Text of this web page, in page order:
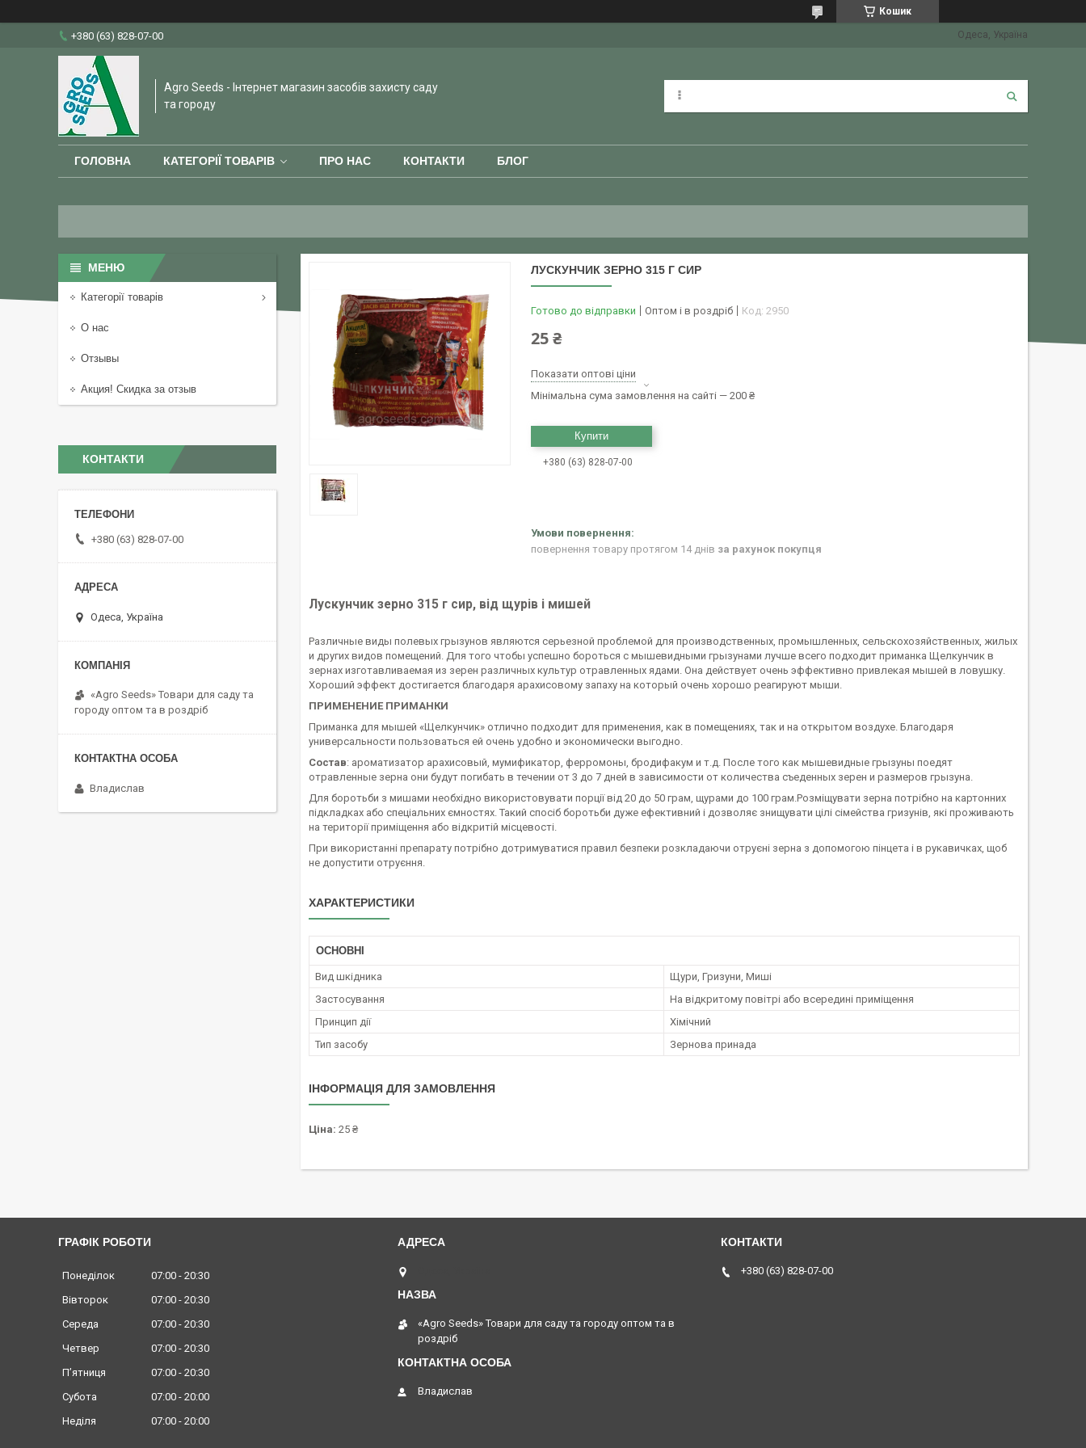
Кошик
+380 (63) 828-07-00 Одеса, Україна
Agro Seeds - Інтернет магазин засобів захисту саду
та городу
ГОЛОВНА КАТЕГОРІЇ ТОВАРІВ ПРО НАС КОНТАКТИ БЛОГ
ЛУСКУНЧИК ЗЕРНО 315 Г СИР
Готово до відправки Оптом і в роздріб Код: 2950
25 ₴
Показати оптові ціни
Мінімальна сума замовлення на сайті — 200 ₴
Купити
+380 (63) 828-07-00
повернення товару протягом 14 днів за рахунок покупця
Лускунчик зерно 315 г сир, від щурів і мишей
Различные виды полевых грызунов являются серьезной проблемой для производственных, промышленных, сельскохозяйственных, жилых
и других видов помещений. Для того чтобы успешно бороться с мышевидными грызунами лучше всего подходит приманка Щелкунчик в
зернах изготавливаемая из зерен различных культур отравленных ядами. Она действует очень эффективно привлекая мышей в ловушку.
Хороший эффект достигается благодаря арахисовому запаху на который очень хорошо реагируют мыши.
ПРИМЕНЕНИЕ ПРИМАНКИ
Приманка для мышей «Щелкунчик» отлично подходит для применения, как в помещениях, так и на открытом воздухе. Благодаря
универсальности пользоваться ей очень удобно и экономически выгодно.
Состав: ароматизатор арахисовый, мумификатор, ферромоны, бродифакум и т.д. После того как мышевидные грызуны поедят
отравленные зерна они будут погибать в течении от 3 до 7 дней в зависимости от количества съеденных зерен и размеров грызуна.
Для боротьби з мишами необхідно використовувати порції від 20 до 50 грам, щурами до 100 грам.Розміщувати зерна потрібно на картонних
підкладках або спеціальних ємностях. Такий спосіб боротьби дуже ефективний і дозволяє знищувати цілі сімейства гризунів, які проживають
на території приміщення або відкритій місцевості.
При використанні препарату потрібно дотримуватися правил безпеки розкладаючи отруєні зерна з допомогою пінцета і в рукавичках, щоб
не допустити отруєння.
ХАРАКТЕРИСТИКИ
ОСНОВНІ
Вид шкідника
Щури, Гризуни, Миші
Застосування
На відкритому повітрі або всередині приміщення
Принцип дії
Хімічний
Тип засобу
Зернова принада
ІНФОРМАЦІЯ ДЛЯ ЗАМОВЛЕННЯ
Ціна: 25 ₴
Категорії товарів
О нас
Отзывы
Акция! Скидка за отзыв
КОНТАКТИ
+380 (63) 828-07-00
Одеса, Україна
«Agro Seeds» Товари для саду та
городу оптом та в роздріб
Владислав
ГРАФІК РОБОТИ
Понеділок 07:00
20:30
Вівторок
07:00
20:30
Середа
07:00
20:30
Четвер
07:00
20:30
Пʼятниця
07:00
20:30
Субота
07:00
20:00
Неділя
07:00 20:00
«Agro Seeds» Товари для саду та городу оптом та в
роздріб
Владислав
+380 (63) 828-07-00